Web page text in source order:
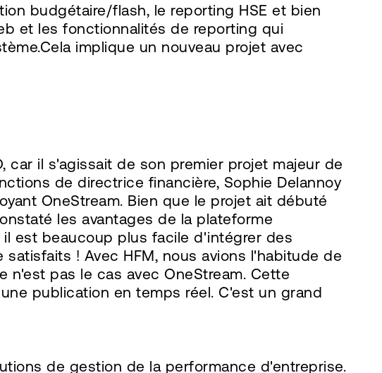
budgétaire/flash, le reporting HSE et bien
et les fonctionnalités de reporting qui
implique un nouveau projet avec
car il s'agissait de son premier projet majeur de
de directrice financière, Sophie Delannoy
OneStream. Bien que le projet ait débuté
les avantages de la plateforme
est beaucoup plus facile d'intégrer des
! Avec HFM, nous avions l'habitude de
n'est pas le cas avec OneStream. Cette
publication en temps réel. C'est un grand
de gestion de la performance d'entreprise.